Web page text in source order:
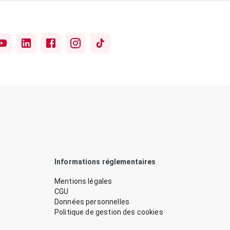
Informations réglementaires
Mentions légales
CGU
Données personnelles
Politique de gestion des cookies